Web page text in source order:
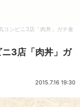
コンビニ3店「肉丼」ガチ食
ニ3店「肉丼」ガ
2015.7.16 19:30